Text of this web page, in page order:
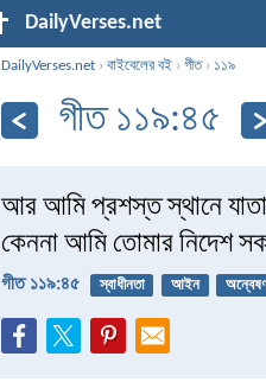
DailyVerses.net
DailyVerses.net ›বাইবেলের বই ›গীত› ১১৯
গীত ১১৯:৪৫
আর আমি প্রশস্ত স্থানে
কেননা আমি তোমার নিদেশ
গীত ১১৯:৪৫ স্বাধীনতা আইন